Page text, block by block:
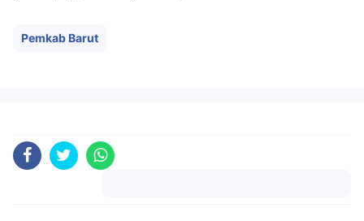
Pemkab Barut